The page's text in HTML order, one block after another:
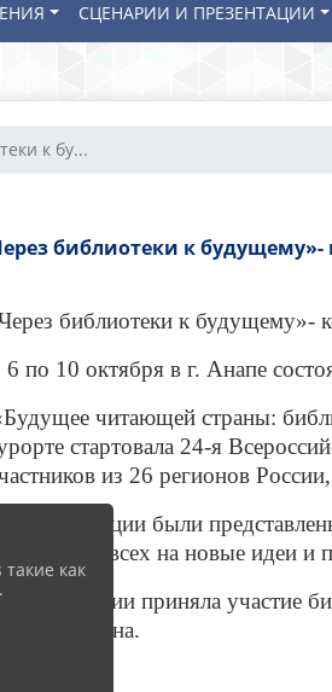
СЦЕНАРИИ И ПРЕЗЕНТАЦИИ
к бу...
библиотеки к будущему»-
библиотеки к будущему»-
по 10 октября в г. Анапе
читающей страны:
стартовала 24-я
из 26 регионов
конференции были
всех на новые идеи и
приняла участие
как